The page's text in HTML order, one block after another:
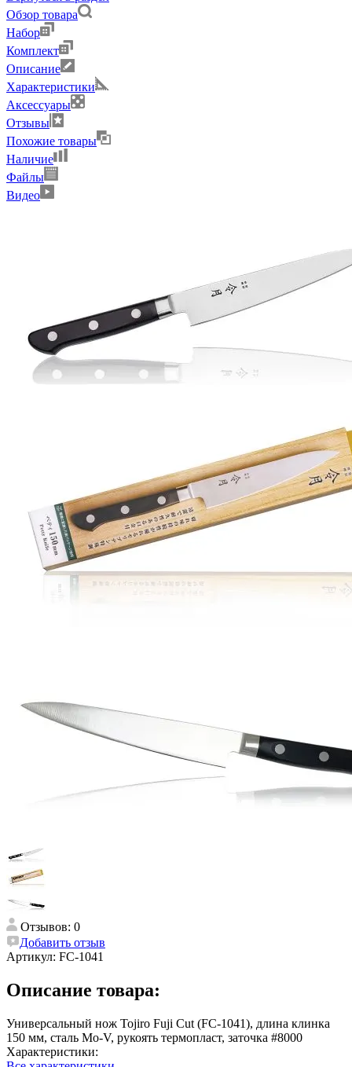
Обзор товара
Набор
Комплект
Описание
Характеристики
Аксессуары
Отзывы
Похожие товары
Наличие
Файлы
Видео
Отзывов: 0
Добавить отзыв
Артикул: FC-1041
Описание товара:
Универсальный нож Tojiro Fuji Cut (FC-1041), длина клинка
150 мм, сталь Mo-V, рукоять термопласт, заточка #8000
Характеристики: